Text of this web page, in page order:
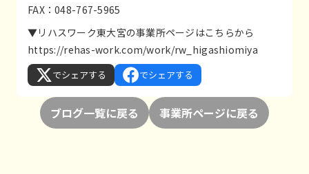
FAX：048-767-5965
▼リハスワーク東大宮の事業所ページはこちらから
https://rehas-work.com/work/rw_higashiomiya
でシェアする でシェアする
ブログ一覧に戻る 事業所ページに戻る